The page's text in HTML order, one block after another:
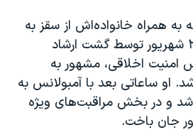
۲۲ ساله که به همراه خانواده‌اش از سقز به
تهران سفر کرده‌ بود، ۲۲ شهریور توسط گشت ارشاد
امنیت اخلاقی، مشهور به
او ساعاتی بعد با آمبولانس به
شد و در بخش مراقبت‌های ویژه